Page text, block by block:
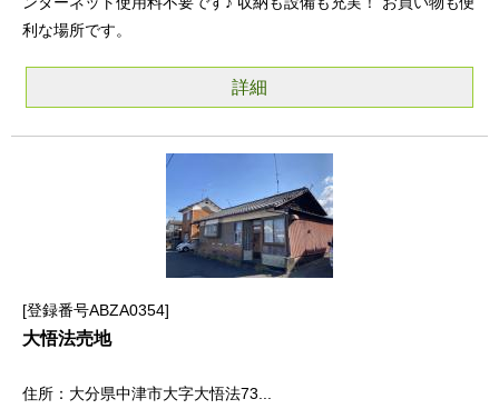
利な場所です。
詳細
登録番号ABZA0354
大悟法売地
大分県中津市大字大悟法73...